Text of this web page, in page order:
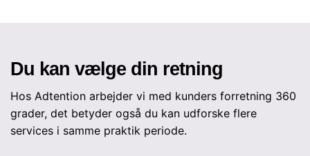
Du kan vælge din retning
Hos Adtention arbejder vi med kunders forretning 360
grader, det betyder også du kan udforske flere
services i samme praktik periode.